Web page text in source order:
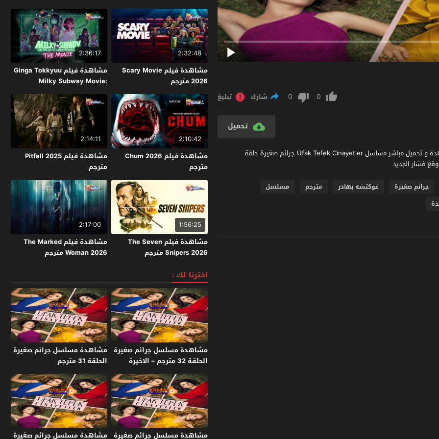
0
0 شارك تبليغ
تحميل
مشاهدة مسلسل جرائم صغيرة الحلقة 17 مترجم عربي اون لاين مشاهدة و تحميل مباشر مسلسل Ufak Tefek Cinayetler جرائم صغيرة حلقة
جرائم صغيرة غوكتشه بهادر مترجم
مسلسل
2:32:48
مشاهدة فيلم Scary Movie
2026 مترجم
2:36:17
مشاهدة فيلم Ginga Tokkyuu
Milky Subway Movie:
Kakueki Teisha Gekijou Yuki
2026 مترجم
2:10:42
مشاهدة فيلم Chum 2026
مترجم
2:14:11
مشاهدة فيلم Pitfall 2025
مترجم
1:56:25
مشاهدة فيلم The Seven
Snipers 2026 مترجم
2:17:00
مشاهدة فيلم The Marked
Woman 2026 مترجم
اخترنا لك :
مشاهدة مسلسل جرائم صغيرة
الحلقة 32 مترجم – الاخيرة
مشاهدة مسلسل جرائم صغيرة
الحلقة 31 مترجم
مشاهدة مسلسل جرائم صغيرة مشاهدة مسلسل جرائم صغيرة